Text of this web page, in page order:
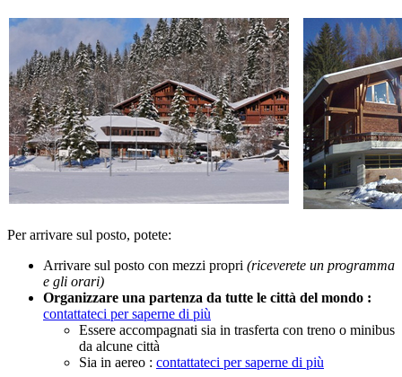
Per arrivare sul posto, potete:
Arrivare sul posto con mezzi propri (riceverete un programma
e gli orari)
Organizzare una partenza da tutte le città del mondo :
contattateci per saperne di più
Essere accompagnati sia in trasferta con treno o minibus
da alcune città
Sia in aereo : contattateci per saperne di più